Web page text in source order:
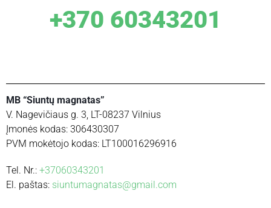
+370 60343201
MB “Siuntų magnatas”
V. Nagevičiaus g. 3, LT-08237 Vilnius
Įmonės kodas: 306430307
PVM mokėtojo kodas: LT100016296916
Tel. Nr.: +37060343201
El. paštas: siuntumagnatas@gmail.com